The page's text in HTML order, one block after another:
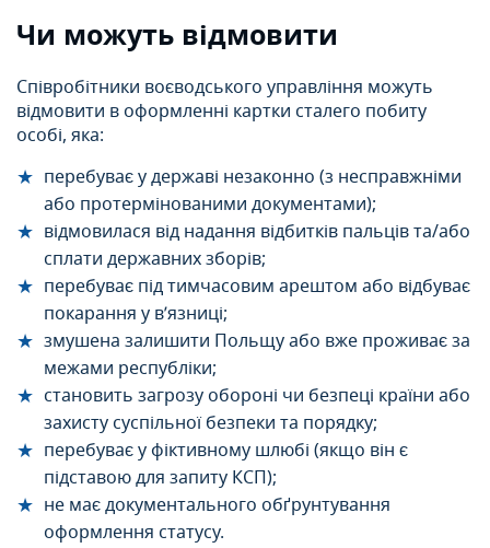
Чи можуть відмовити
Співробітники воєводського управління можуть
відмовити в оформленні картки сталего побиту
особі, яка:
перебуває у державі незаконно (з несправжніми
або протермінованими документами);
відмовилася від надання відбитків пальців та/або
сплати державних зборів;
перебуває під тимчасовим арештом або відбуває
покарання у в’язниці;
змушена залишити Польщу або вже проживає за
межами республіки;
становить загрозу обороні чи безпеці країни або
захисту суспільної безпеки та порядку;
перебуває у фіктивному шлюбі (якщо він є
підставою для запиту КСП);
не має документального обґрунтування
оформлення статусу.